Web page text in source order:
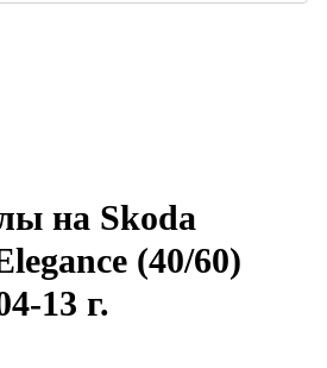
на Skoda
(40/60)
13 г.